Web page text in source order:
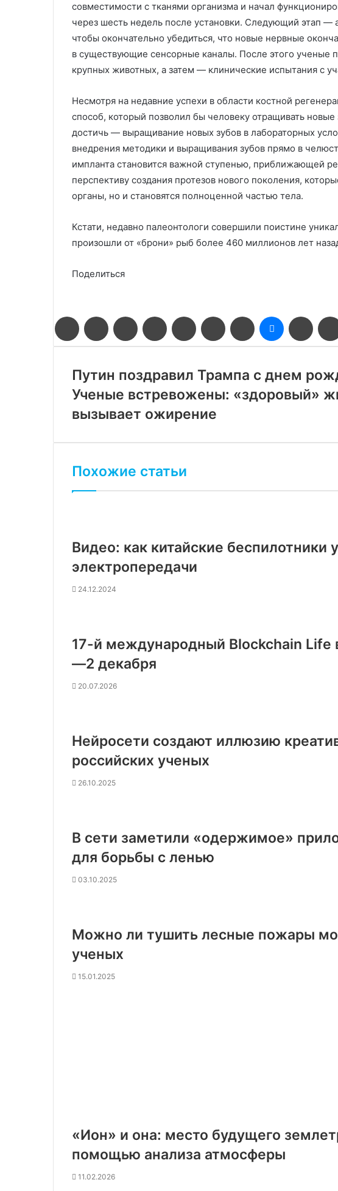
совместимости с тканями организма и начал
через шесть недель после установки. Следующий этап —
чтобы окончательно убедиться, что новые нервные
в существующие сенсорные каналы. После этого ученые
крупных животных, а затем — клинические испытания с
Несмотря на недавние успехи в области костной
способ, который позволил бы человеку отращивать
достичь — выращивание новых зубов в лабораторных
внедрения методики и выращивания зубов прямо в
импланта становится важной ступенью, приближающей
перспективу создания протезов нового поколения,
органы, но и становятся полноценной частью тела.
Кстати, недавно палеонтологи совершили поистине
произошли от «брони» рыб более 460 миллионов лет
Поделиться
FacebookTwitter LinkedIn Pinterest Reddit ВконтактеОдноклассники
Messenger
через
Путин поздравил Трампа с днем
Ученые встревожены: «здоровый»
вызывает ожирение
Похожие статьи
Видео: как китайские беспилотники
электропередачи
24.12.2024
17-й международный Blockchain Life
—2 декабря
20.07.2026
Нейросети создают иллюзию
российских ученых
26.10.2025
В сети заметили «одержимое»
для борьбы с ленью
03.10.2025
Можно ли тушить лесные пожары
ученых
15.01.2025
«Ион» и она: место будущего
помощью анализа атмосферы
11.02.2026